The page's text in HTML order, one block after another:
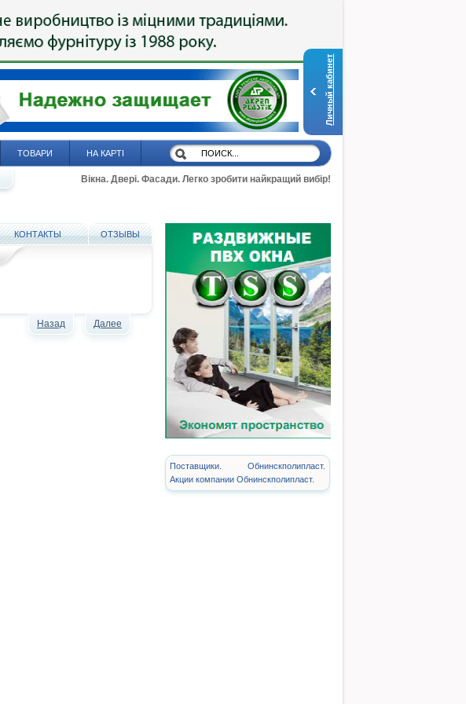
Личный кабинет
ТОВАРИ НА КАРТІ
Вікна. Двері. Фасади. Легко зробити найкращий вибір!
КОНТАКТЫ ОТЗЫВЫ
Назад Далее
Поставщики. Обнинскполипласт.
Акции компании Обнинскполипласт.